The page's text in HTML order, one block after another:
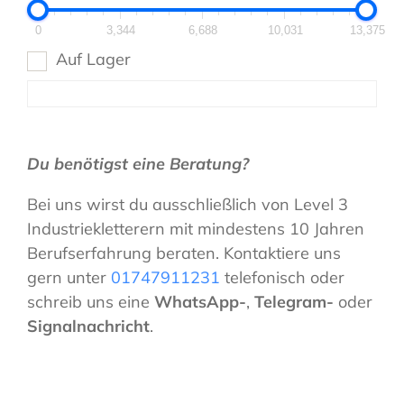
0 3,344 6,688 10,031 13,375
Auf Lager
Du benötigst eine Beratung?
Bei uns wirst du ausschließlich von Level 3
Industriekletterern mit mindestens 10 Jahren
Berufserfahrung beraten. Kontaktiere uns
gern unter 01747911231 telefonisch oder
schreib uns eine WhatsApp-, Telegram- oder
Signalnachricht.